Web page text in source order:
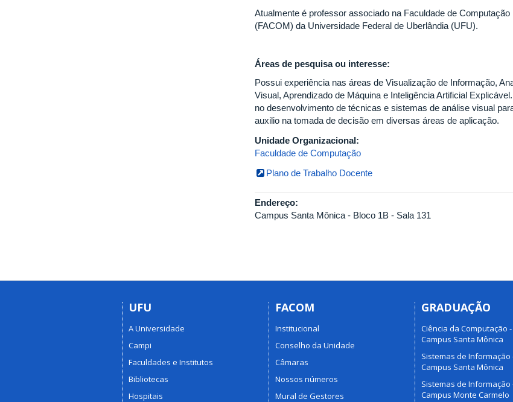
Atualmente é professor associado na Faculdade de Computação
(FACOM) da Universidade Federal de Uberlândia (UFU).
Áreas de pesquisa ou interesse:
Possui experiência nas áreas de Visualização de Informação,
Visual, Aprendizado de Máquina e Inteligência Artificial
no desenvolvimento de técnicas e sistemas de análise visual
auxilio na tomada de decisão em diversas áreas de aplicação.
Unidade Organizacional:
Faculdade de Computação
Plano de Trabalho Docente
Endereço:
Campus Santa Mônica - Bloco 1B - Sala 131
UFU
A Universidade
Campi
Faculdades e Institutos
Bibliotecas
Hospitais
FACOM
Institucional
Conselho da Unidade
Câmaras
Nossos números
Mural de Gestores
GRADUAÇÃO
Ciência da Computação -
Campus Santa Mônica
Sistemas de Informação
Campus Santa Mônica
Sistemas de Informação
Campus Monte Carmelo